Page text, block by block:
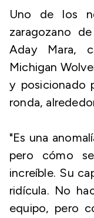
Uno de los
zaragozano
Aday Mara,
Michigan
y posicionado
ronda,
"Es una
pero cómo
increíble. Su
ridícula. No
equipo, pero